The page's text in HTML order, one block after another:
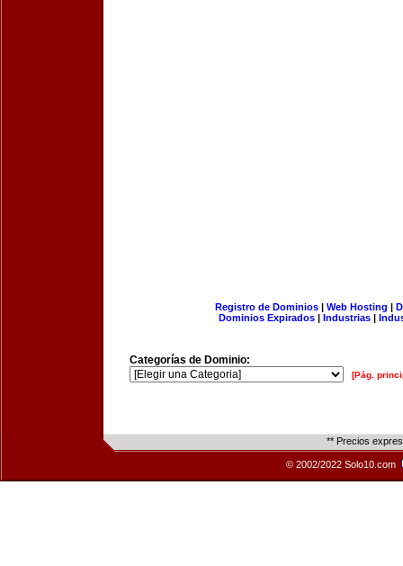
Registro de Dominios| Web Hosting |
Dominios Expirados | Industrias |
Categorías de Dominio:
[Pág.
** Precios
© 2002/2022 Solo10.com